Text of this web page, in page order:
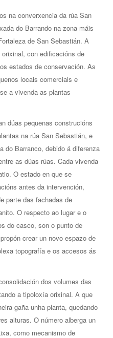
na converxencia da rúa San
do Barrando na zona máis
de San Sebastián. A
con edificacións de
estados de conservación. As
locais comerciais e
a vivenda as plantas
dúas pequenas construcións
na rúa San Sebastián, e
do Barranco, debido á diferenza
as dúas rúas. Cada vivenda
O estado en que se
antes da intervención,
parte das fachadas de
O respecto ao lugar e o
do casco, son o punto de
crear un novo espazo de
topografía e os accesos ás
dos volumes das
a tipoloxía orixinal. A que
gaña unha planta, quedando
alturas. O número alberga un
como mecanismo de